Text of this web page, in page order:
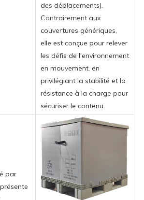
des déplacements).
Contrairement aux
couvertures génériques,
elle est conçue pour relever
les défis de l'environnement
en mouvement, en
privilégiant la stabilité et la
résistance à la charge pour
sécuriser le contenu.
par